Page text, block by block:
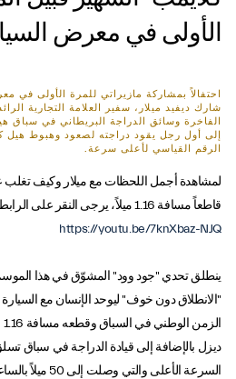
الأولى في معرض
احتفالاً بمشاركة مازيراتي للمرة الأولى في
شارك ديفيد ميلار، سفير العلامة التجارية
الفاخرة وسائق الدراجة البريطاني في سباق
إلى أول رجل يقود دراجته لصعود وهبوط هيل
الرقم القياسي لأعلى سرعة.
لمشاهدة أجمل اللحظات مع ميلار وكيف
قاطعاً مسافة 1.16 ميلاً، يرجى النقر على الرابط هنا:
https://youtu.be/7knXbaz-NJQ
ينطلق تحدي "جود وود" المشوّق في هذا
"الانطلاق دون خوف" ليوحد الإنسان مع
ديزل بالإضافة إلى قيادة الدراجة في سباق
السرعة الأعلى